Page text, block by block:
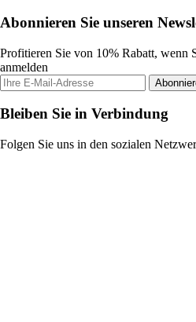
Abonnieren Sie unseren
Profitieren Sie von 10% Rabatt, wenn
anmelden
Bleiben Sie in Verbindung
Folgen Sie uns in den sozialen